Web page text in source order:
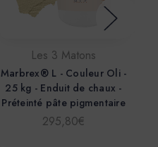
Les 3 Matons
Marbrex® L - Couleur Oli -
25 kg - Enduit de chaux -
Préteinté pâte pigmentaire
295,80€